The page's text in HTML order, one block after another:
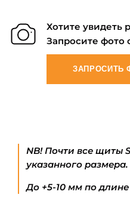
Хотите увидеть
Запросите фото
ЗАПРОСИТЬ
NB! Почти все щиты
указанного размера.
До +5-10 мм по